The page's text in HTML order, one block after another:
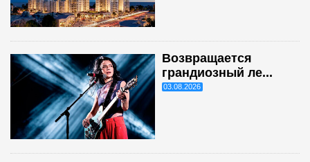
Возвращается
грандиозный ле...
03.08.2026